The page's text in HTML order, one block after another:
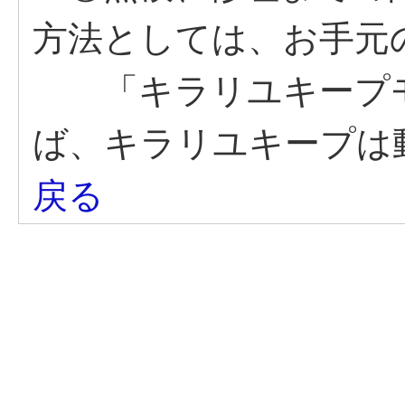
方法としては、お手元
「キラリユキープ
ば、キラリユキープ
戻る